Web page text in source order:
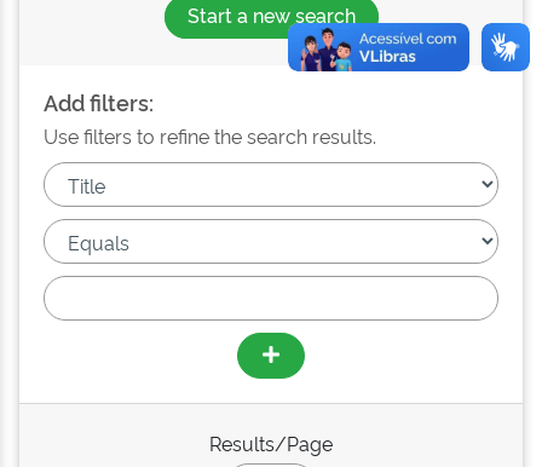
Start a new search
Add filters:
Use filters to refine the search results.
Results/Page